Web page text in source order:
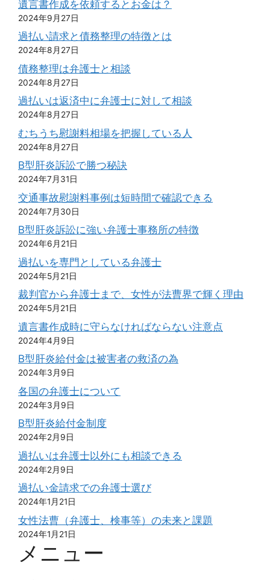
遺言書作成を依頼するとお金は？
2024年9月27日
過払い請求と債務整理の特徴とは
2024年8月27日
債務整理は弁護士と相談
2024年8月27日
過払いは返済中に弁護士に対して相談
2024年8月27日
むちうち慰謝料相場を把握している人
2024年8月27日
B型肝炎訴訟で勝つ秘訣
2024年7月31日
交通事故慰謝料事例は短時間で確認できる
2024年7月30日
B型肝炎訴訟に強い弁護士事務所の特徴
2024年6月21日
過払いを専門としている弁護士
2024年5月21日
裁判官から弁護士まで、女性が法曹界で輝く理由
2024年5月21日
遺言書作成時に守らなければならない注意点
2024年4月9日
B型肝炎給付金は被害者の救済の為
2024年3月9日
各国の弁護士について
2024年3月9日
B型肝炎給付金制度
2024年2月9日
過払いは弁護士以外にも相談できる
2024年2月9日
過払い金請求での弁護士選び
2024年1月21日
女性法曹（弁護士、検事等）の未来と課題
2024年1月21日
メニュー